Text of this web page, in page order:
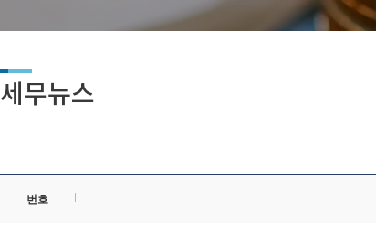
세무뉴스
번호